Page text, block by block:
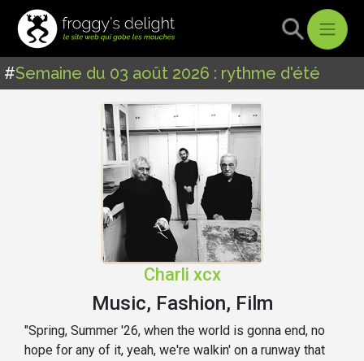
#Semaine du 03 août 2026 : rythme d'été
Charli xcx
Music, Fashion, Film
"Spring, Summer '26, when the world is gonna end, no
hope for any of it, yeah, we're walkin' on a runway that